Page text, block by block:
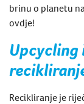
brinu o planetu
ovdje!
Upcycling
Recikliranje je